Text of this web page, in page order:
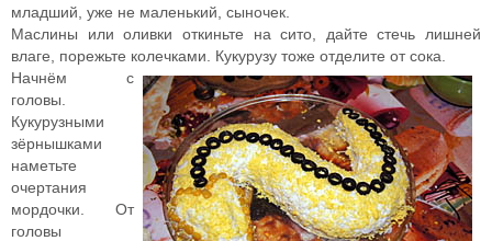
младший, уже не маленький, сыночек.
Маслины или оливки откиньте на сито, дайте стечь лишней
влаге, порежьте колечками. Кукурузу тоже отделите от сока.
Начнём с
головы.
Кукурузными
зёрнышками
наметьте
очертания
мордочки. От
головы